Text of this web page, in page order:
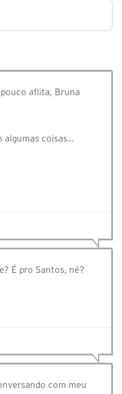
aflita, Bruna
algumas coisas…
É pro Santos, né?
com meu